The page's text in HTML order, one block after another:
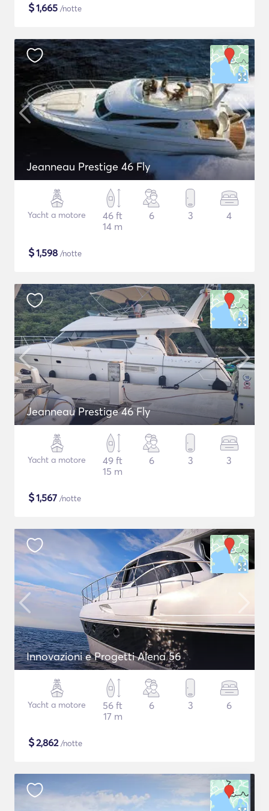
$1,665 /notte
Jeanneau Prestige 46 Fly
Yacht a motore
46 ft
14 m
6 3 4
$1,598 /notte
Jeanneau Prestige 46 Fly
Yacht a motore
49 ft
15 m
6 3 3
$1,567 /notte
Innovazioni e Progetti Alena 56
Yacht a motore
56 ft
17 m
6 3 6
$2,862/notte